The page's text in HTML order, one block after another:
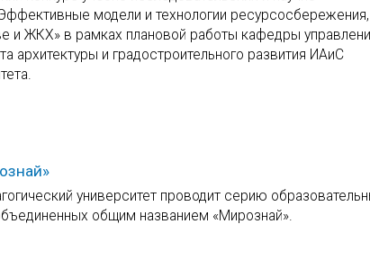
модели и технологии ресурсосбережения,
и ЖКХ» в рамках плановой работы кафедры
архитектуры и градостроительного развития ИАиС
университет проводит серию
общим названием «Мирознай».